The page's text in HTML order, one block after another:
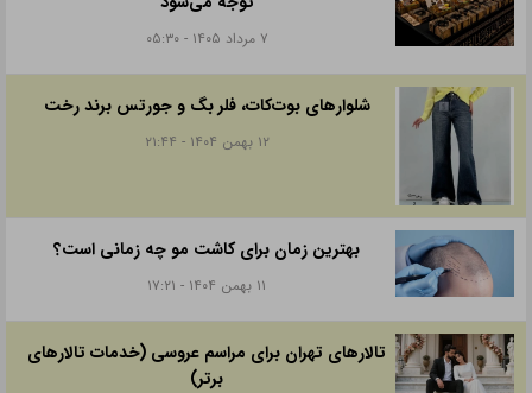
۷ مرداد ۱۴۰۵ - ۰۵:۳۰
شلوارهای بوت‌کات، فلر بگ و جورتس برند رخت
۱۲ بهمن ۱۴۰۴ - ۲۱:۴۴
بهترین زمان برای کاشت مو چه زمانی است؟
۱۱ بهمن ۱۴۰۴ - ۱۷:۲۱
تالارهای تهران برای مراسم عروسی (خدمات تالارهای
برتر)